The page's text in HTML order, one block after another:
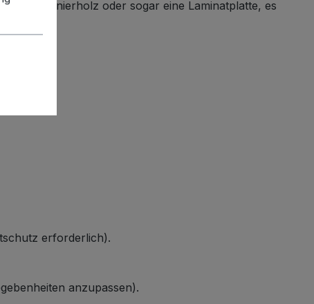
Furnierholz oder sogar eine Laminatplatte, es
erforderlich).
anzupassen).